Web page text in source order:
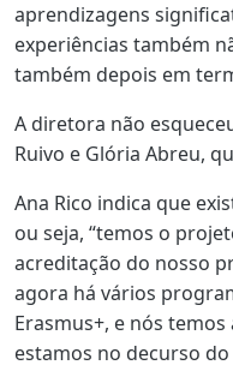
aprendizagens
experiências também
também depois em
A diretora não
Ruivo e Glória Abreu,
Ana Rico indica que
ou seja, “temos o
acreditação do nosso
agora há vários
Erasmus+, e nós
estamos no decurso